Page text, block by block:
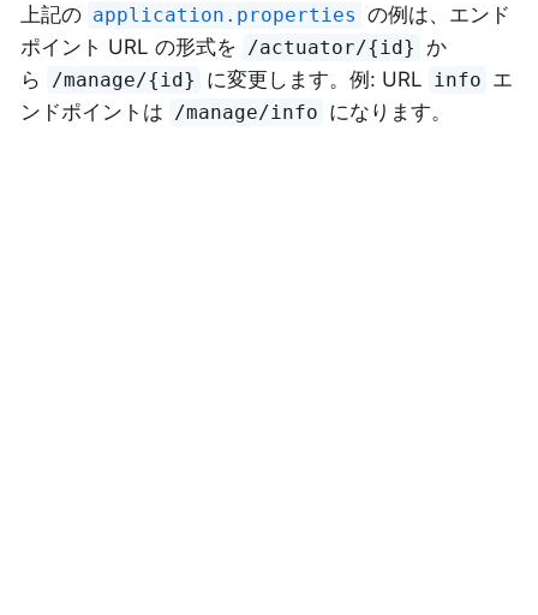
上記の application.properties の例は、エンド
ポイント URL の形式を
/actuator/{id}
か
ら
/manage/{id} に変更します。例: URL info エ
ンドポイントは
/manage/info になります。